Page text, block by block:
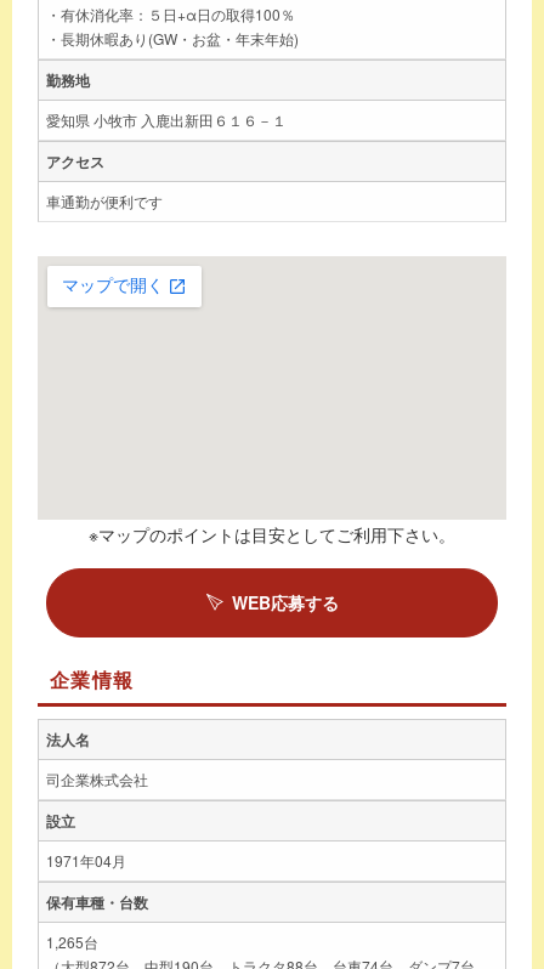
・有休消化率：５日+α日の取得100％
・長期休暇あり(GW・お盆・年末年始)
勤務地
愛知県 小牧市 入鹿出新田６１６－１
アクセス
車通勤が便利です
※マップのポイントは目安としてご利用下さい。
WEB応募する
企業情報
法人名
司企業株式会社
設立
1971年04月
保有車種・台数
1,265台